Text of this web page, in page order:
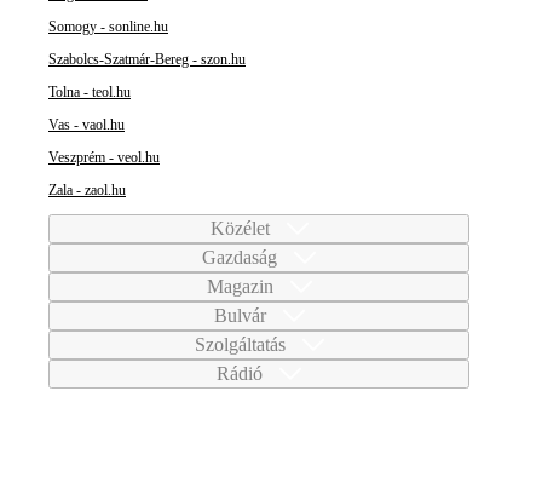
Somogy - sonline.hu
Szabolcs-Szatmár-Bereg - szon.hu
Tolna - teol.hu
Vas - vaol.hu
Veszprém - veol.hu
Zala - zaol.hu
Közélet
Gazdaság
Magazin
Bulvár
Szolgáltatás
Rádió